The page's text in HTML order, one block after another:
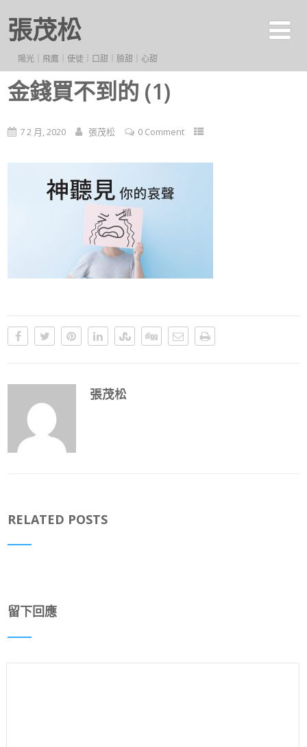
張茂松
陽光｜飛鷹｜使徒｜口甜｜臉甜｜心甜
金錢買不到的 (1)
7 2 月, 2020 張茂松 0 Comment
張茂松
RELATED POSTS
留下回應